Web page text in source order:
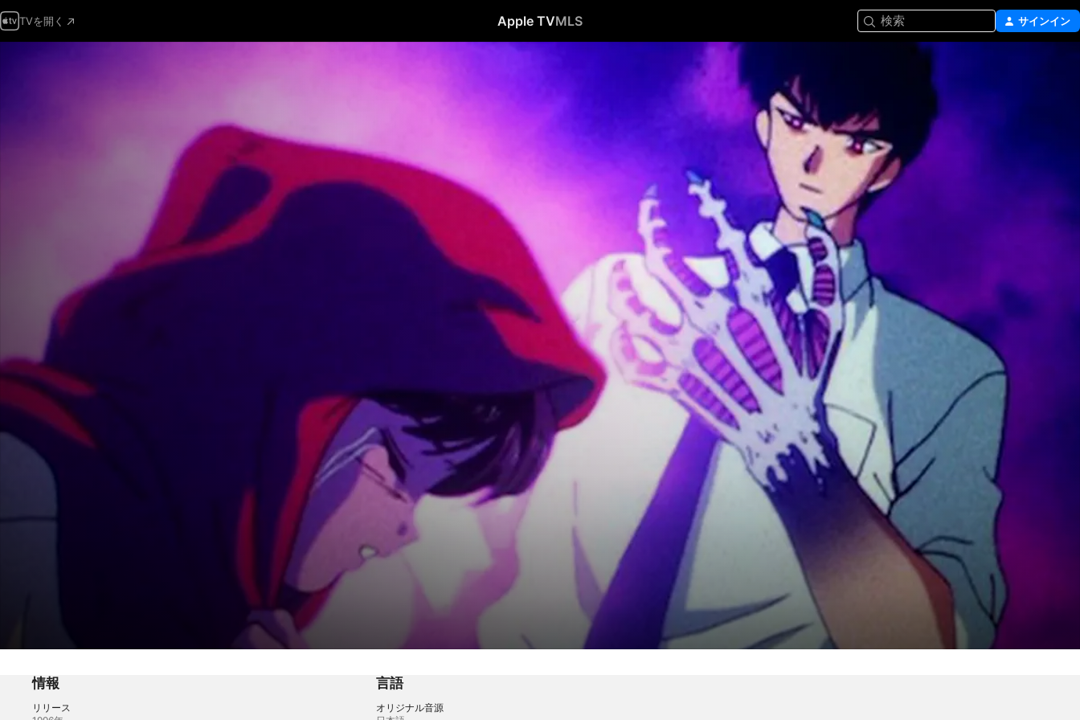
TVを開く Apple TVMLS 検索 サインイン
トイレの花子さんが出たぁ～っ！
アニメ ·アクション
情報
リリース
言語
オリジナル音源